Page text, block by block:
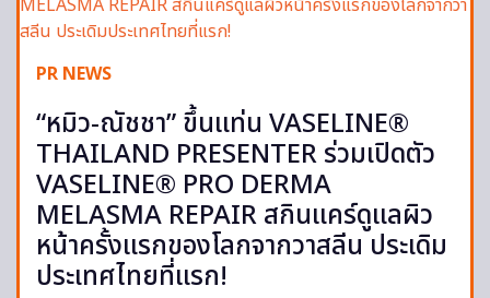
PR NEWS
“หมิว-ณัชชา” ขึ้นแท่น VASELINE®
THAILAND PRESENTER ร่วมเปิดตัว
VASELINE® PRO DERMA
MELASMA REPAIR สกินแคร์ดูแลผิว
หน้าครั้งแรกของโลกจากวาสลีน ประเดิม
ประเทศไทยที่แรก!